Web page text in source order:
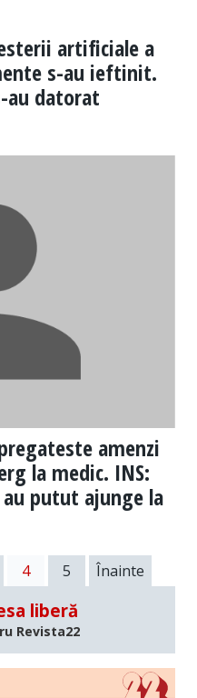
artificiale a
s-au ieftinit.
au datorat
amenzi
la medic. INS:
putut ajunge la
4 5 Înainte
liberă
Revista22